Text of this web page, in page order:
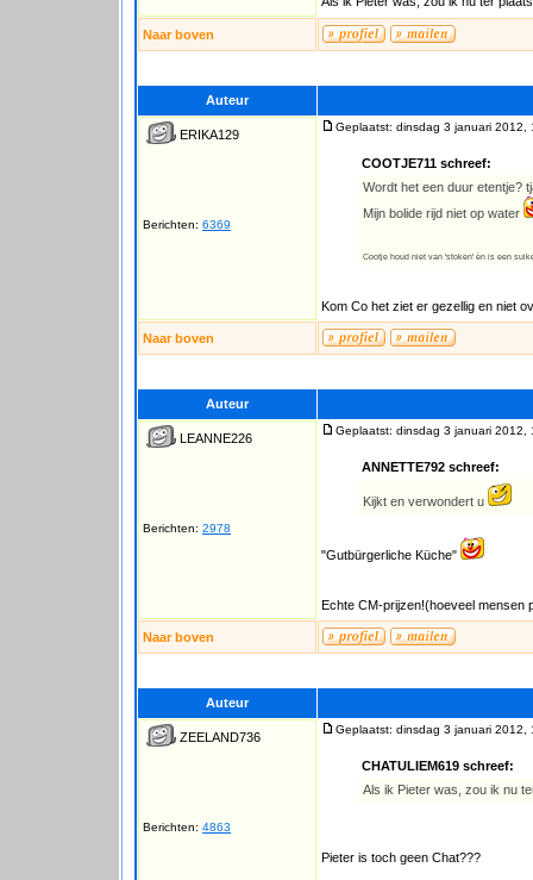
Naar boven
Auteur
ERIKA129
Berichten: 6369
Geplaatst: dinsdag 3 januari 2012,
COOTJE711 schreef:
Wordt het een duur etentje?
Mijn bolide rijd niet op water
Cootje houd niet van 'stoken' èn is een
Kom Co het ziet er gezellig en niet
Naar boven
Auteur
LEANNE226
Berichten: 2978
Geplaatst: dinsdag 3 januari 2012,
ANNETTE792 schreef:
Kijkt en verwondert u
"Gutbürgerliche Küche"
Echte CM-prijzen!(hoeveel mensen
Naar boven
Auteur
ZEELAND736
Berichten: 4863
Geplaatst: dinsdag 3 januari 2012,
CHATULIEM619 schreef:
Als ik Pieter was, zou ik nu
Pieter is toch geen Chat???